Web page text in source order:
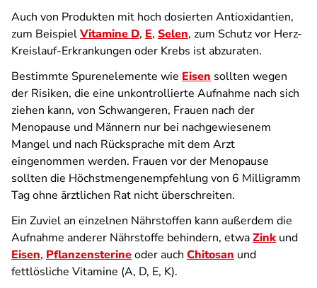
Auch von Produkten mit hoch dosierten Antioxidantien,
zum BeispielVitamine D, E, Selen, zum Schutz vor Herz-
Kreislauf-Erkrankungen oder Krebs ist abzuraten.
Bestimmte Spurenelemente wie Eisen sollten wegen
der Risiken, die eine unkontrollierte Aufnahme nach sich
ziehen kann, von Schwangeren, Frauen nach der
Menopause und Männern nur bei nachgewiesenem
Mangel und nach Rücksprache mit dem Arzt
eingenommen werden. Frauen vor der Menopause
sollten die Höchstmengenempfehlung von 6 Milligramm
Tag ohne ärztlichen Rat nicht überschreiten.
Ein Zuviel an einzelnen Nährstoffen kann außerdem die
Aufnahme anderer Nährstoffe behindern, etwaZink und
Eisen, Pflanzensterineoder auch Chitosan und
fettlösliche Vitamine (A, D, E, K).